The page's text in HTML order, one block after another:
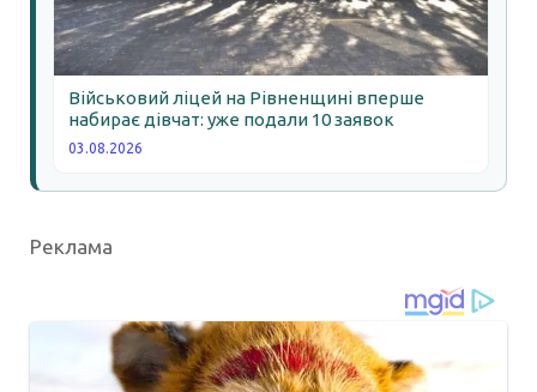
Військовий ліцей на Рівненщині вперше
набирає дівчат: уже подали 10 заявок
03.08.2026
Реклама